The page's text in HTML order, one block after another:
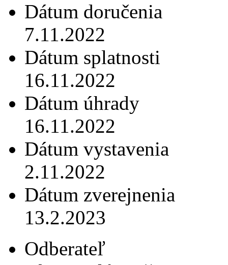
Dátum doručenia
7.11.2022
Dátum splatnosti
16.11.2022
Dátum úhrady
16.11.2022
Dátum vystavenia
2.11.2022
Dátum zverejnenia
13.2.2023
Odberateľ